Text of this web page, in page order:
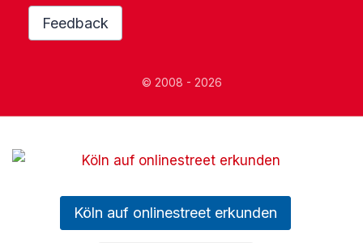
Feedback
© 2008 - 2026
Köln auf onlinestreet erkunden